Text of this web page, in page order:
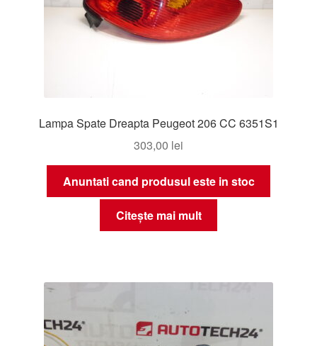
Lampa Spate Dreapta Peugeot 206 CC 6351S1
303,00 lei
Anuntati cand produsul este in stoc
Citește mai mult